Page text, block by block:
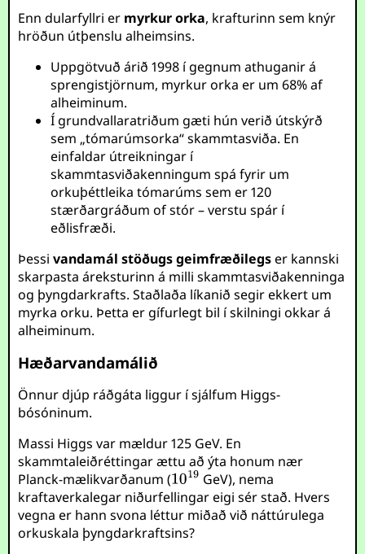
Enn dularfyllri er myrkur orka, krafturinn sem knýr
hröðun útþenslu alheimsins.
Uppgötvuð árið 1998 í gegnum athuganir á
sprengistjörnum, myrkur orka er um 68% af
alheiminum.
Í grundvallaratriðum gæti hún verið útskýrð
sem „tómarúmsorka“ skammtasviða. En
einfaldar útreikningar í
skammtasviðakenningum spá fyrir um
orkuþéttleika tómarúms sem er 120
stærðargráðum of stór – verstu spár í
eðlisfræði.
Þessivandamál stöðugs geimfræðilegser kannski
skarpasta áreksturinn á milli skammtasviðakenninga
og þyngdarkrafts. Staðlaða líkanið segir ekkert um
myrka orku. Þetta er gífurlegt bil í skilningi okkar á
alheiminum.
Hæðarvandamálið
Önnur djúp ráðgáta liggur í sjálfum Higgs-
bósóninum.
Massi Higgs var mældur 125 GeV. En
skammtaleiðréttingar ættu að ýta honum nær
Planck-mælikvarðanum (
GeV), nema
kraftaverkalegar niðurfellingar eigi sér stað. Hvers
vegna er hann svona léttur miðað við náttúrulega
orkuskala þyngdarkraftsins?